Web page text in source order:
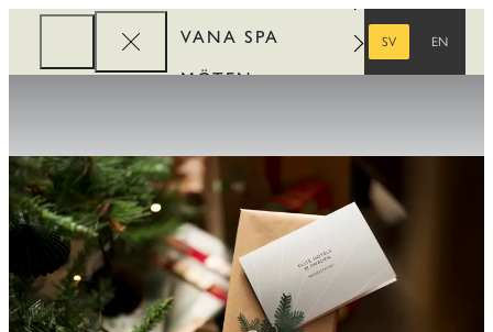
VANA SPA
MÖTEN
REWARDS
SV
EN